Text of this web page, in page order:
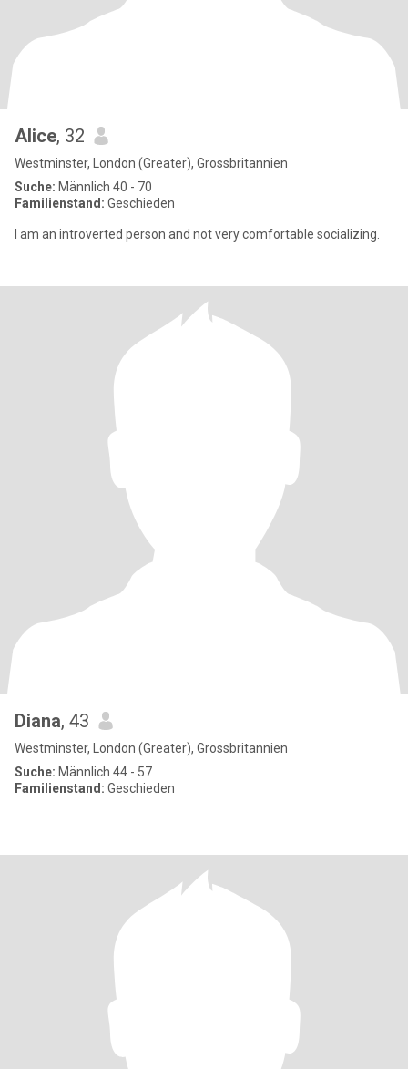
Alice, 32
Westminster, London (Greater), Grossbritannien
Suche: Männlich 40 - 70
Familienstand: Geschieden
I am an introverted person and not very comfortable socializing.
Diana, 43
Westminster, London (Greater), Grossbritannien
Suche: Männlich 44 - 57
Familienstand: Geschieden